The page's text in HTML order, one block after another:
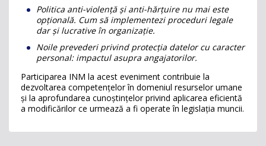
Politica anti-violență și anti-hărțuire nu mai este
opțională. Cum să implementezi proceduri legale
dar și lucrative în organizație.
Noile prevederi privind protecția datelor cu caracter
personal: impactul asupra angajatorilor.
Participarea INM la acest eveniment contribuie la
dezvoltarea competențelor în domeniul resurselor umane
și la aprofundarea cunoștințelor privind aplicarea eficientă
a modificărilor ce urmează a fi operate în legislația muncii.